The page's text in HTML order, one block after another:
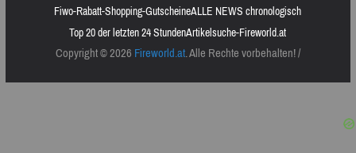
Fiwo-Rabatt-Shopping-GutscheineALLE NEWS chronologisch
Top 20 der letzten 24 StundenArtikelsuche-Fireworld.at
Copyright © 2026Fireworld.at. Alle Rechte vorbehalten! /